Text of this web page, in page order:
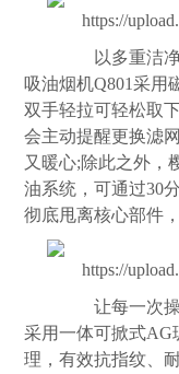
以多重洁净
吸油烟机Q801采用
双手轻拉可轻松取
会主动提醒更换滤
又暖心;除此之外，
油系统，可通过30
彻底甩离核心部件
让每一次操
采用一体可掀式AG
理，有效抗指纹、